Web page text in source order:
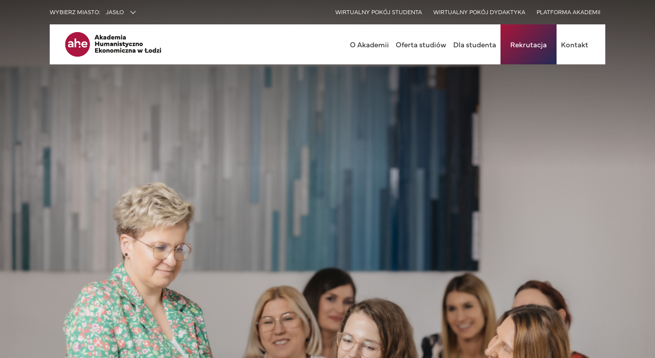
WYBIERZ MIASTO: JASŁO WIRTUALNY POKÓJ STUDENTA WIRTUALNY POKÓJ DYDAKTYKA PLATFORMA AKADEMII
O Akademii Oferta studiów Dla studenta Rekrutacja Kontakt